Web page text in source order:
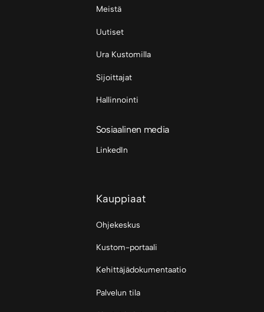
Meistä
Uutiset
Ura Kustomilla
Sijoittajat
Hallinnointi
Sosiaalinen media
LinkedIn
Kauppiaat
Ohjekeskus
Kustom-portaali
Kehittäjädokumentaatio
Palvelun tila